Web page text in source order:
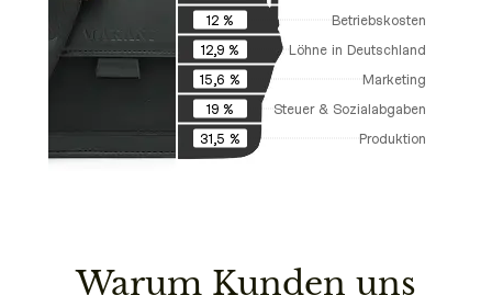
12 %
Betriebskosten
12,9 %
Löhne in Deutschland
15,6 %
Marketing
19 %
Steuer & Sozialabgaben
31,5 %
Produktion
Warum Kunden uns